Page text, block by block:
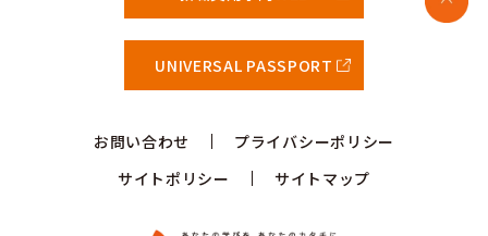
UNIVERSAL PASSPORT
お問い合わせ
プライバシーポリシー
サイトポリシー
サイトマップ